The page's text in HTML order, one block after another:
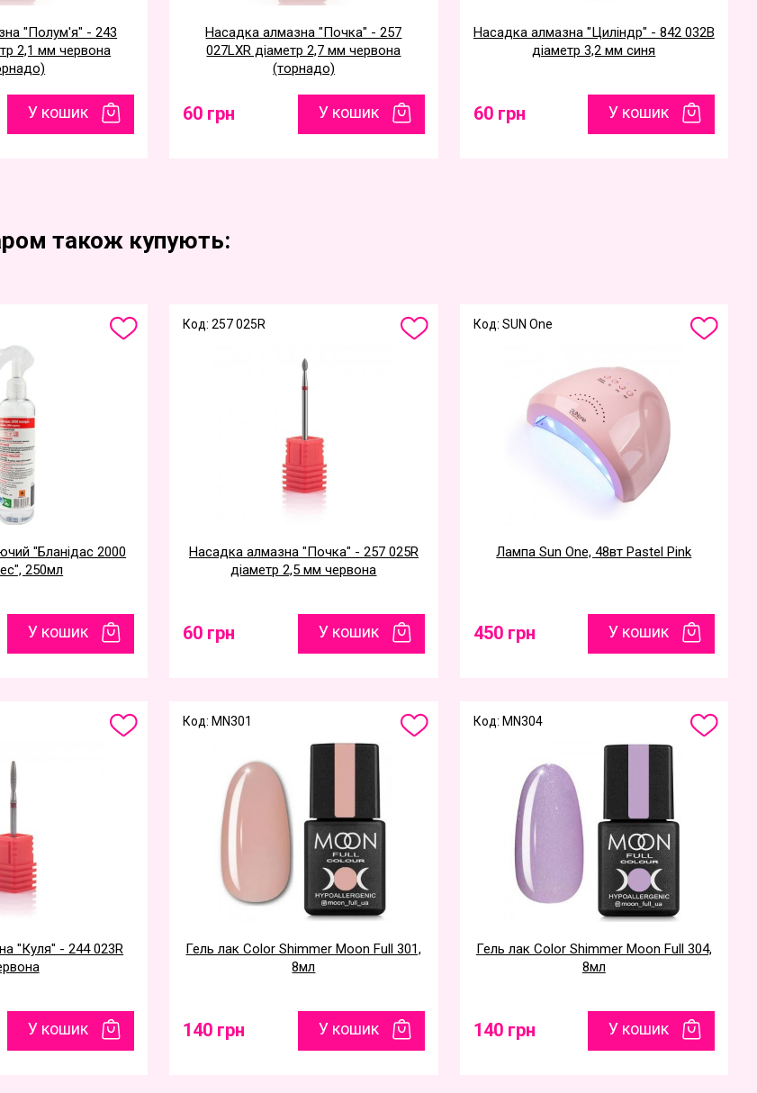
"Полум'я" - 243
2,1 мм червона
У кошик
Насадка алмазна "Почка" - 257
027LXR діаметр 2,7 мм червона
(торнадо)
60 грн У кошик
Насадка алмазна "Циліндр" - 842 032B
діаметр 3,2 мм синя
60 грн У кошик
також купують:
"Бланідас 2000
250мл
У кошик
Код: 257 025R
Насадка алмазна "Почка" - 257 025R
діаметр 2,5 мм червона
60 грн У кошик
Код: SUN One
Лампа Sun One, 48вт Pastel Pink
450 грн У кошик
"Куля" - 244 023R
У кошик
Код: MN301
Гель лак Color Shimmer Moon Full 301,
8мл
140 грн У кошик
Код: MN304
Гель лак Color Shimmer Moon Full 304,
8мл
140 грн У кошик